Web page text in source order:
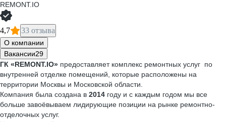
REMONT.IO
4,7 33 отзыва
О компании
Вакансии29
ГК «REMONT.IO» предоставляет комплекс ремонтных услуг по
внутренней отделке помещений, которые расположены на
территории Москвы и Московской области.
Компания была создана в 2014 году и с каждым годом мы все
больше завоёвываем лидирующие позиции на рынке ремонтно-
отделочных услуг.